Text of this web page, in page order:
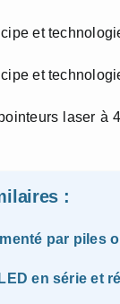
laser à
:
par piles
en série et